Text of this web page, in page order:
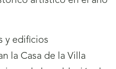
y edificios
la Casa de la Villa